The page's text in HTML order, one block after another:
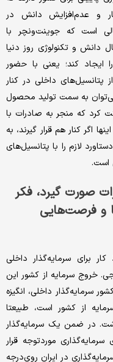
و عدم‌افزایش دانش در
است که جوینت‌‌‌‌ونچر با
دانش و تکنولوژی روز دنیا
ایجاد کند؛ یعنی با حضور
پتانسیل‌های داخلی در کنار
به سمت تولید محصول
کرد که منجر به صادرات با
اگر کنار هم قرار گیرند، به
لازم را با پتانسیل‌های
است.
صورت گیرد، فکر
و فرصت‌هایی
برای سرمایه‌گذار داخلی
خروج سرمایه از کشور این
سرمایه‌گذار داخلی، انگیزه
از کشور است، طبیعتا
در ضمن یک سرمایه‌گذار
مورد‌توجه قرار
در ایران روی‌درجه